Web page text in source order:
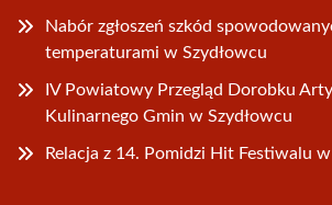
Nabór zgłoszeń szkód
temperaturami w Szydłowcu
IV Powiatowy Przegląd Dorobku
Kulinarnego Gmin w Szydłowcu
Relacja z 14. Pomidzi Hit Festiwalu